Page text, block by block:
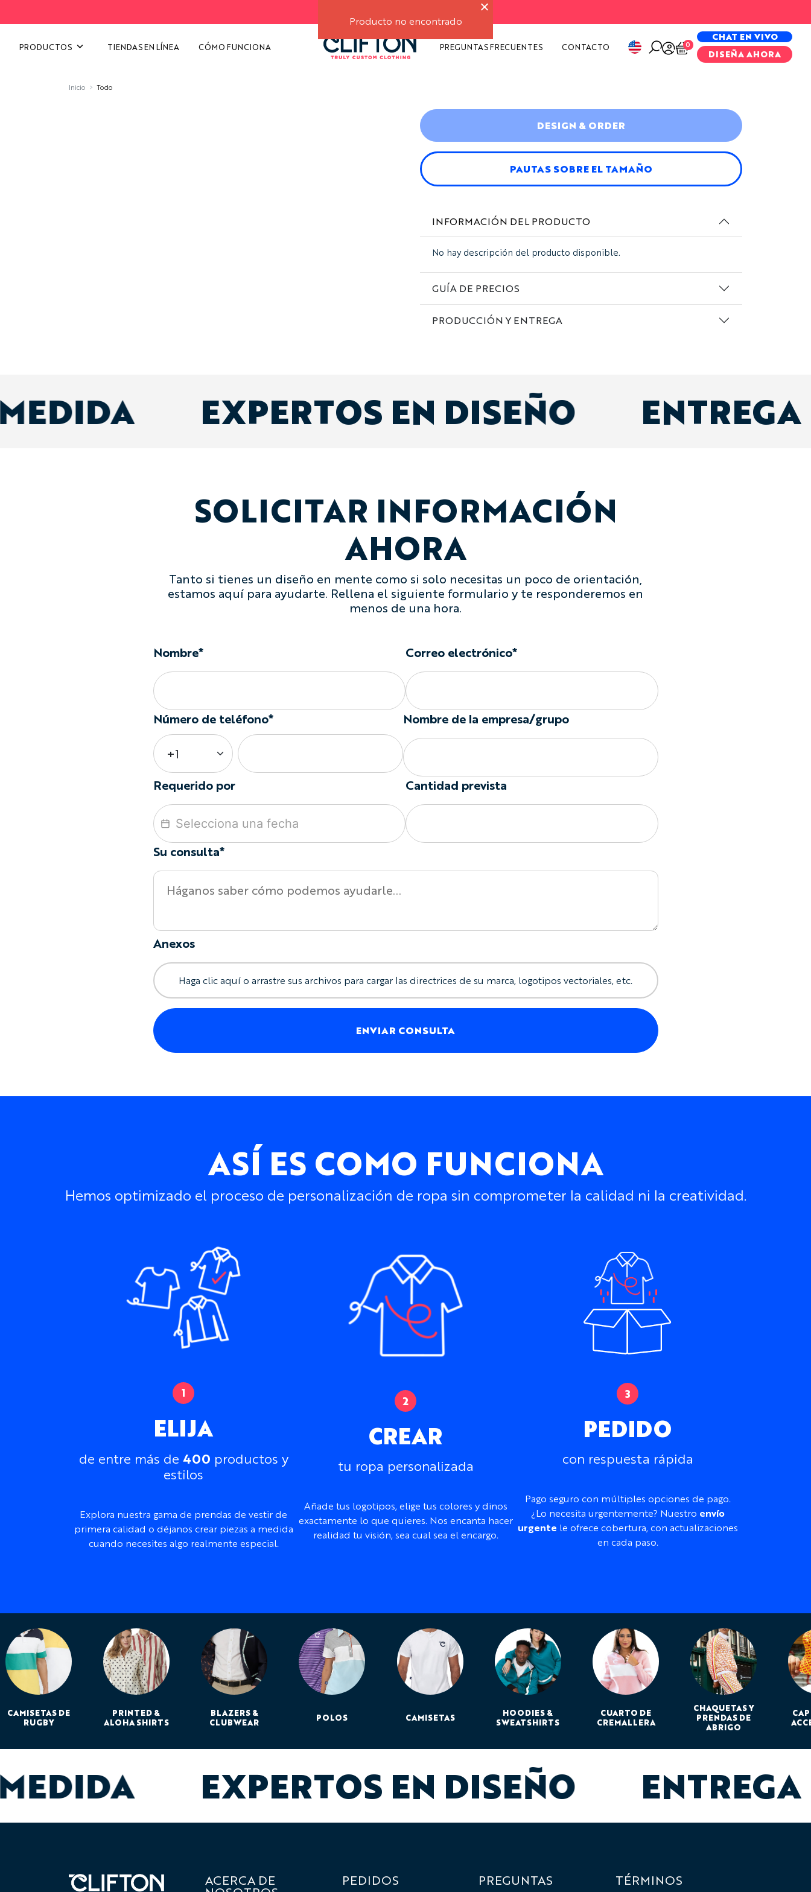
Producto no encontrado
PRODUCTOS TIENDAS EN LÍNEA CÓMO FUNCIONA PREGUNTAS FRECUENTES CONTACTO 0
CHAT EN VIVO
DISEÑA AHORA
Inicio Todo
DESIGN & ORDER
PAUTAS SOBRE EL TAMAÑO
INFORMACIÓN DEL PRODUCTO
No hay descripción del producto disponible.
GUÍA DE PRECIOS
PRODUCCIÓN Y ENTREGA
EXPERTOS EN DISEÑO
SOLICITAR INFORMACIÓN
AHORA
Tanto si tienes un diseño en mente como si solo necesitas un poco de orientación,
estamos aquí para ayudarte. Rellena el siguiente formulario y te responderemos en
menos de una hora.
Nombre* Correo electrónico*
Número de teléfono* Nombre de la empresa/grupo
Requerido por Cantidad prevista
Su consulta*
Anexos
Haga clic aquí o arrastre sus archivos para cargar las directrices de su marca, logotipos vectoriales, etc.
ENVIAR CONSULTA
ASÍ ES COMO FUNCIONA
Hemos optimizado el proceso de personalización de ropa sin comprometer la calidad ni la creatividad.
ELIJA
de entre más de 400 productos y
estilos
Explora nuestra gama de prendas de vestir de
primera calidad o déjanos crear piezas a medida
cuando necesites algo realmente especial.
CREAR
tu ropa personalizada
Añade tus logotipos, elige tus colores y dinos
exactamente lo que quieres. Nos encanta hacer
realidad tu visión, sea cual sea el encargo.
PEDIDO
con respuesta rápida
Pago seguro con múltiples opciones de pago.
¿Lo necesita urgentemente? Nuestro envío
urgente le ofrece cobertura, con actualizaciones
en cada paso.
CAMISETAS DE
RUGBY
PRINTED &
ALOHA SHIRTS
BLAZERS &
CLUBWEAR
POLOS CAMISETAS
HOODIES &
SWEATSHIRTS
CUARTO DE
CREMALLERA
CHAQUETAS Y
PRENDAS DE
ABRIGO
EXPERTOS EN DISEÑO
ACERCA DE PEDIDOS PREGUNTAS TÉRMINOS